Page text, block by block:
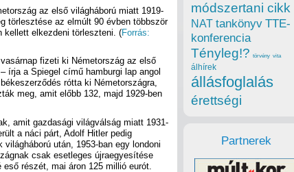
az első világháború miatt 1919-
törlesztése az elmúlt 90 évben többször
kellett elkezdeni törleszteni. (Forrás:
fizeti ki Németország az első
írja a Spiegel című hamburgi lap angol
rótta ki Németországra,
meg, amit előbb 132, majd 1929-ben
amit gazdasági világválság miatt 1931-
a náci párt, Adolf Hitler pedig
után, 1953-ban egy londoni
csak esetleges újraegyesítése
részét, mai áron 125 millió eurót.
módszertani cikk
NAT tankönyv TTE-
konferencia
Tényleg!? törvény vita
álhírek
állásfoglalás
érettségi
Partnerek